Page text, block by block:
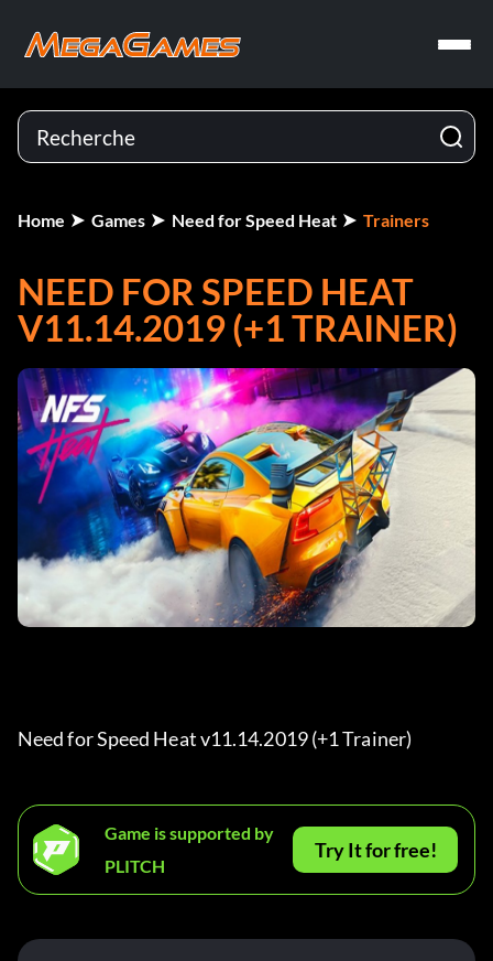
Home Games Need for Speed Heat Trainers
NEED FOR SPEED HEAT
V11.14.2019 (+1 TRAINER)
Need for Speed Heat v11.14.2019 (+1 Trainer)
Game is supported by
PLITCH
Try It for free!